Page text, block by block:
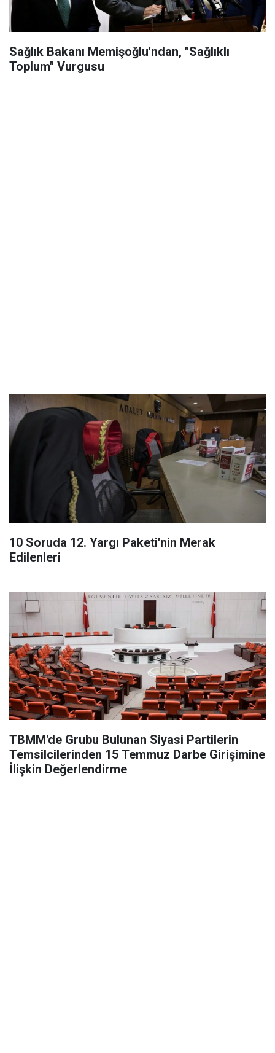
Sağlık Bakanı Memişoğlu'ndan, "Sağlıklı
Toplum" Vurgusu
10 Soruda 12. Yargı Paketi'nin Merak
Edilenleri
TBMM'de Grubu Bulunan Siyasi Partilerin
Temsilcilerinden 15 Temmuz Darbe Girişimine
İlişkin Değerlendirme